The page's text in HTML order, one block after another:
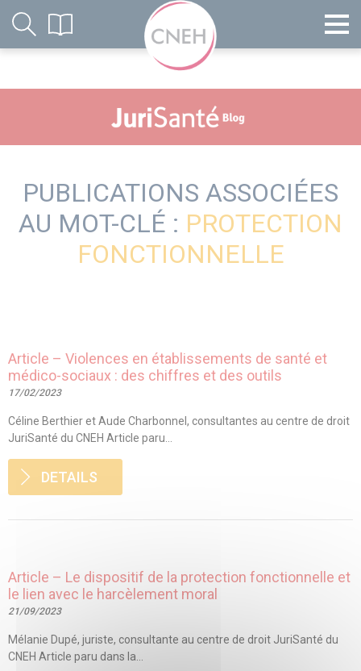
PUBLICATIONS ASSOCIÉES
AU MOT-CLÉ : PROTECTION
FONCTIONNELLE
Article – Violences en établissements de santé et
médico-sociaux : des chiffres et des outils
17/02/2023
Céline Berthier et Aude Charbonnel, consultantes au centre de droit
JuriSanté du CNEH Article paru...
DETAILS
Article – Le dispositif de la protection fonctionnelle et
le lien avec le harcèlement moral
21/09/2023
Mélanie Dupé, juriste, consultante au centre de droit JuriSanté du
CNEH Article paru dans la...